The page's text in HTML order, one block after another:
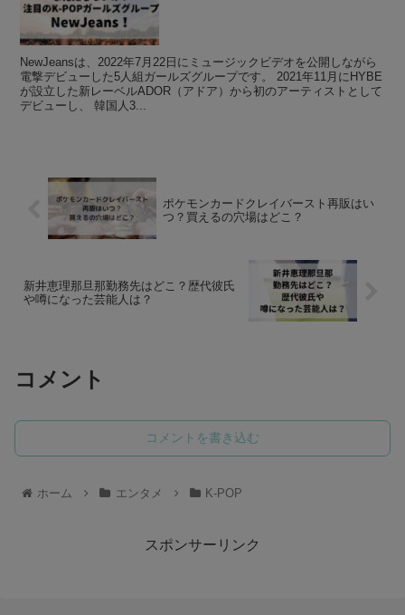
NewJeansは、2022年7月22日にミュージックビデオを公開しながら
電撃デビューした5人組ガールズグループです。 2021年11月にHYBE
が設立した新レーベルADOR（アドア）から初のアーティストとして
デビューし、 韓国人3...
ポケモンカードクレイバースト再販はい
つ？買えるの穴場はどこ？
新井恵理那旦那勤務先はどこ？歴代彼氏
や噂になった芸能人は？
コメント
コメントを書き込む
ホーム エンタメ K-POP
スポンサーリンク